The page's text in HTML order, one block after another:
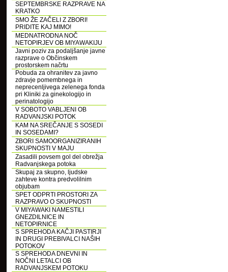
SEPTEMBRSKE RAZPRAVE NA
KRATKO
SMO ŽE ZAČELI Z ZBORI!
PRIDITE KAJ MIMO!
MEDNATRODNA NOČ
NETOPIRJEV OB MIYAWAKIJU
Javni poziv za podaljšanje javne
razprave o Občinskem
prostorskem načrtu
Pobuda za ohranitev za javno
zdravje pomembnega in
neprecenljivega zelenega fonda
pri Kliniki za ginekologijo in
perinatologijo
V SOBOTO VABLJENI OB
RADVANJSKI POTOK
KAM NA SREČANJE S SOSEDI
IN SOSEDAMI?
ZBORI SAMOORGANIZIRANIH
SKUPNOSTI V MAJU
Zasadili povsem gol del obrežja
Radvanjskega potoka
Skupaj za skupno, ljudske
zahteve kontra predvolilnim
objubam
SPET ODPRTI PROSTORI ZA
RAZPRAVO O SKUPNOSTI
V MIYAWAKI NAMESTILI
GNEZDILNICE IN
NETOPIRNICE
S SPREHODA KAČJI PASTIRJI
IN DRUGI PREBIVALCI NAŠIH
POTOKOV
S SPREHODA DNEVNI IN
NOČNI LETALCI OB
RADVANJSKEM POTOKU